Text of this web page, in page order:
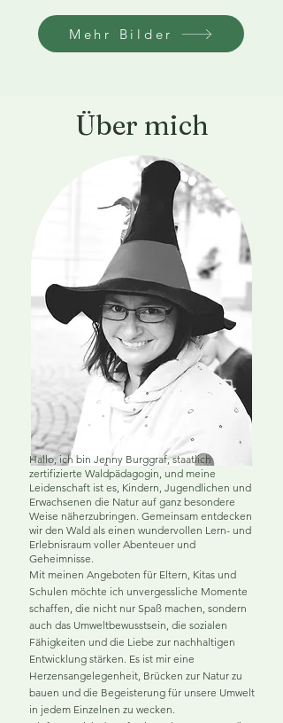
Mehr Bilder
Über mich
Hallo, ich bin Jenny Burggraf, staatlich
zertifizierte Waldpädagogin, und meine
Leidenschaft ist es, Kindern, Jugendlichen und
Erwachsenen die Natur auf ganz besondere
Weise näherzubringen. Gemeinsam entdecken
wir den Wald als einen wundervollen Lern- und
Erlebnisraum voller Abenteuer und
Geheimnisse.
Mit meinen Angeboten für Eltern, Kitas und
Schulen möchte ich unvergessliche Momente
schaffen, die nicht nur Spaß machen, sondern
auch das Umweltbewusstsein, die sozialen
Fähigkeiten und die Liebe zur nachhaltigen
Entwicklung stärken. Es ist mir eine
Herzensangelegenheit, Brücken zur Natur zu
bauen und die Begeisterung für unsere Umwelt
in jedem Einzelnen zu wecken.